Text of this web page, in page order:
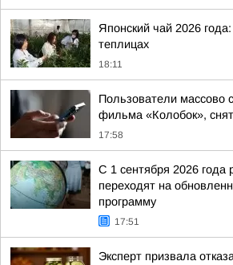
Японский чай 2026
теплицах
18:11
Пользователи массово
фильма «Колобок»,
17:58
С 1 сентября 2026 года
переходят на
программу
17:51
Эксперт призвала